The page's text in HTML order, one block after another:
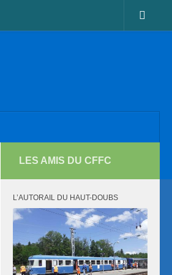
LES AMIS DU CFFC
L’AUTORAIL DU HAUT-DOUBS